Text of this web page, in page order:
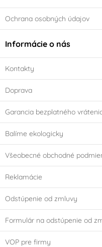
Ochrana osobných údajov
Informácie o nás
Kontakty
Doprava
Garancia bezplatného
Balíme ekologicky
Všeobecné obchodné
Reklamácie
Odstúpenie od zmluvy
Formulár na odstúpenie od
VOP pre firmy